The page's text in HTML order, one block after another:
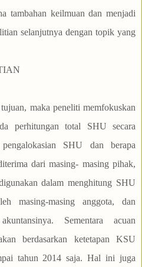
tambahan keilmuan dan menjadi
selanjutnya dengan topik yang
maka peneliti memfokuskan
perhitungan total SHU secara
pengalokasian SHU dan berapa
dari masing- masing pihak,
dalam menghitung SHU
masing-masing anggota, dan
Sementara acuan
berdasarkan ketetapan KSU
tahun 2014 saja. Hal ini juga